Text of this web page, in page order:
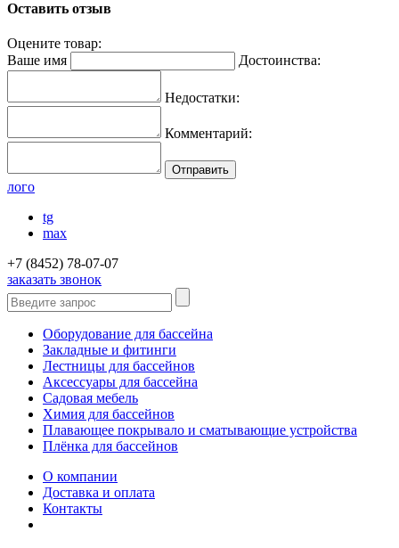
Оставить отзыв
Оцените товар:
Ваше имя
Достоинства:
Недостатки:
Комментарий:
лого
tg
max
+7 (8452) 78-07-07
заказать звонок
Оборудование для бассейна
Закладные и фитинги
Лестницы для бассейнов
Аксессуары для бассейна
Садовая мебель
Химия для бассейнов
Плавающее покрывало и сматывающие устройства
Плёнка для бассейнов
О компании
Доставка и оплата
Контакты